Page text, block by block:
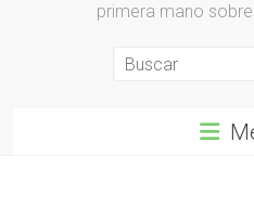
primera mano